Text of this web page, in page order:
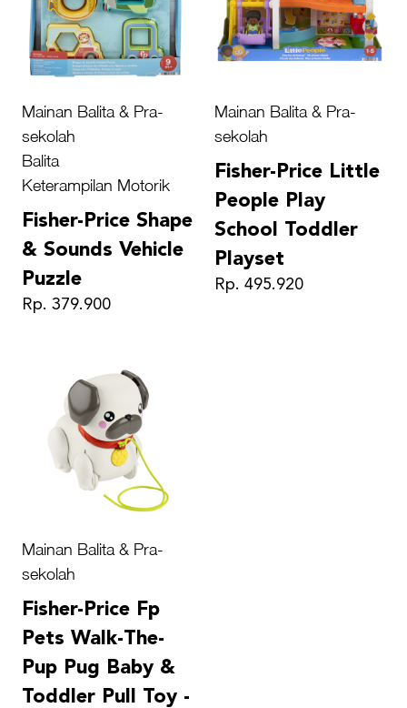
Mainan Balita & Pra-
sekolah
Balita
Keterampilan Motorik
Fisher-Price Shape
& Sounds Vehicle
Puzzle
Rp. 379.900
Mainan Balita & Pra-
sekolah
Fisher-Price Little
People Play
School Toddler
Playset
Rp. 495.920
Mainan Balita & Pra-
sekolah
Fisher-Price Fp
Pets Walk-The-
Pup Pug Baby &
Toddler Pull Toy -